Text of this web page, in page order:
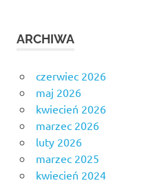
ARCHIWA
czerwiec 2026
maj 2026
kwiecień 2026
marzec 2026
luty 2026
marzec 2025
kwiecień 2024